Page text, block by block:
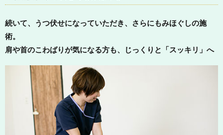
続いて、うつ伏せになっていただき、さらにもみほぐしの施
術。
肩や首のこわばりが気になる方も、じっくりと「スッキリ」へ